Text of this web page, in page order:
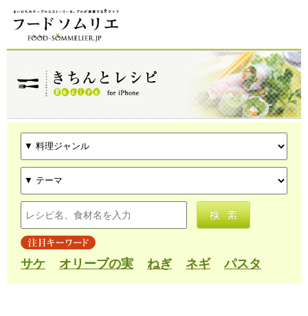
サケ オリーブの実 ねぎ ネギ パスタ